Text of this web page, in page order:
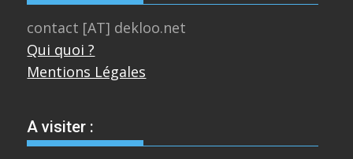
contact [AT] dekloo.net
Qui quoi ?
Mentions Légales
A visiter :